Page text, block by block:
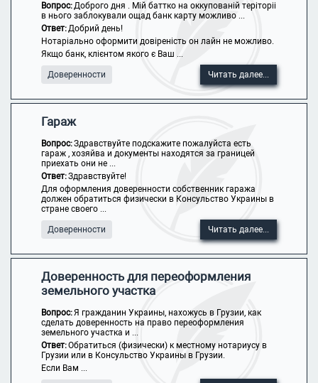
Вопрос:Доброго дня . Мій баттко на оккупованій теріторіі
в нього заблокували ощад банк карту можливо ...
Ответ:Добрий день!
Нотаріально оформити довіреність он лайн не можливо.
Якщо банк, клієнтом якого є Ваш ...
Доверенности Читать далее...
Гараж
Вопрос:Здравствуйте подскажите пожалуйста есть
гараж , хозяйва и документы находятся за границей
приехать они не ...
Ответ:Здравствуйте!
Для оформления доверенности собственник гаража
должен обратиться физически в Консульство Украины в
стране своего ...
Доверенности Читать далее...
Доверенность для переоформления
земельного участка
Вопрос:Я гражданин Украины, нахожусь в Грузии, как
сделать доверенность на право переоформления
земельного участка и ...
Ответ:Обратиться (физически) к местному нотариусу в
Грузии или в Консульство Украины в Грузии.
Если Вам ...